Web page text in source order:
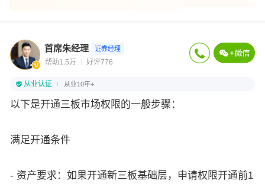
首席朱经理 证券经理
帮助1.5万 好评776
从业认证 从业10年+
以下是开通三板市场权限的一般步骤：
满足开通条件
- 资产要求：如果开通新三板基础层，申请权限开通前1